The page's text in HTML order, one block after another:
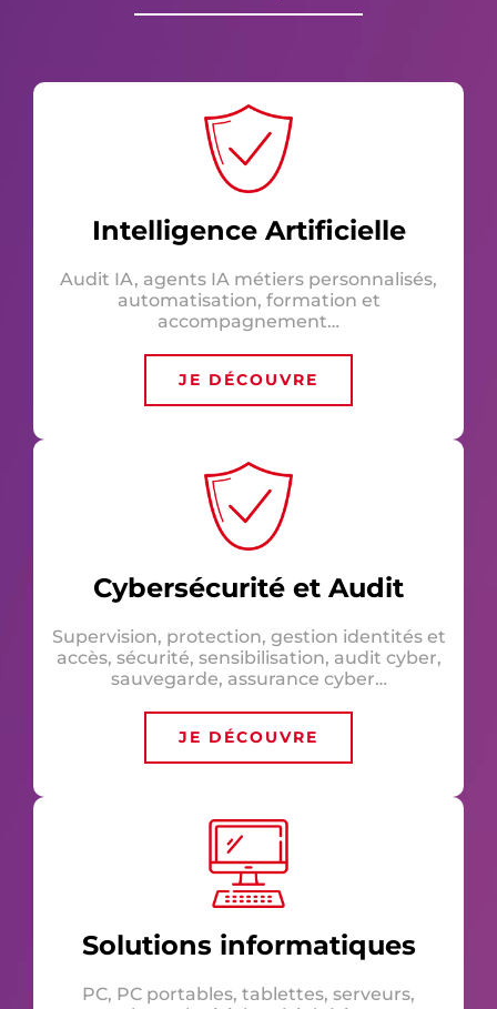
Intelligence Artificielle
Audit IA, agents IA métiers personnalisés,
automatisation, formation et
accompagnement…
JE DÉCOUVRE
Cybersécurité et Audit
Supervision, protection, gestion identités et
accès, sécurité, sensibilisation, audit cyber,
sauvegarde, assurance cyber…
JE DÉCOUVRE
Solutions informatiques
PC, PC portables, tablettes, serveurs,